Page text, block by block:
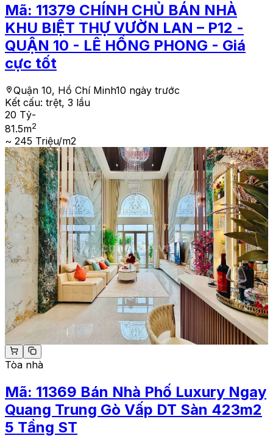
Mã: 11379 CHÍNH CHỦ BÁN NHÀ
KHU BIỆT THỰ VƯỜN LAN – P12 -
QUẬN 10 - LÊ HỒNG PHONG - Giá
cực tốt
Quận 10, Hồ Chí Minh10 ngày trước
Kết cấu: trệt, 3 lầu
20 Tỷ-
81.5m2
~ 245 Triệu/m2
Tòa nhà
Mã: 11369 Bán Nhà Phố Luxury Ngay
Quang Trung Gò Vấp DT Sàn 423m2
5 Tầng ST